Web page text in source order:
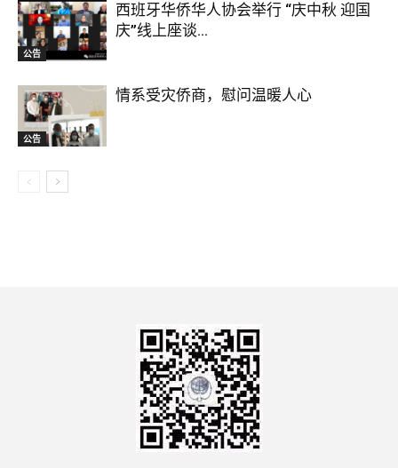
公告
西班牙华侨华人协会举行 “庆中秋 迎国
庆”线上座谈...
公告
情系受灾侨商，慰问温暖人心